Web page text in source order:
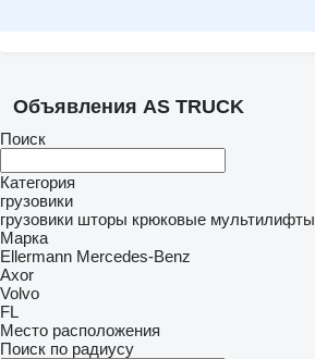
Объявления AS TRUCK
Поиск
Категория
грузовики
грузовики шторы крюковые мультилифты
Марка
Ellermann Mercedes-Benz
Axor
Volvo
FL
Место расположения
Поиск по радиусу